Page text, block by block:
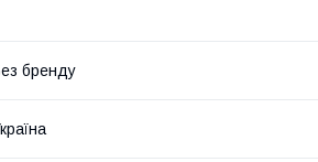
бренду